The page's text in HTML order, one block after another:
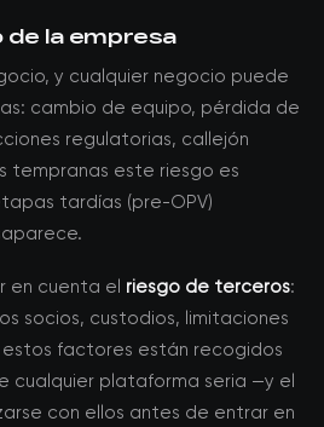
de la empresa
y cualquier negocio puede
cambio de equipo, pérdida de
regulatorias, callejón
tempranas este riesgo es
tardías (pre-OPV)
en cuenta el riesgo de terceros:
socios, custodios, limitaciones
estos factores están recogidos
cualquier plataforma seria —y el
con ellos antes de entrar en